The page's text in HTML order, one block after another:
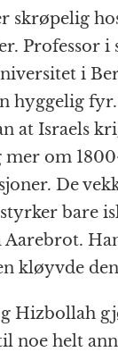
skrøpelig
Professor i
i
hyggelig
at Israels
om
De
bare
Aarebrot.
kløyvde
Hizbollah
noe helt